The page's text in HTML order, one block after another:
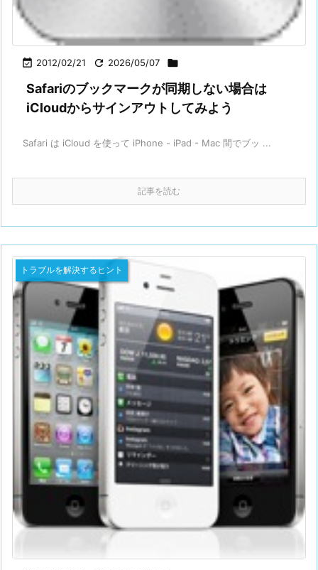
 2012/02/21  2026/05/07 
Safariのブックマークが同期しない場合は
iCloudからサインアウトしてみよう
Safari は iCloud を使って iPhone - iPad - Mac 間でブッ ...
記事を読む
トラブルを解決するヒント